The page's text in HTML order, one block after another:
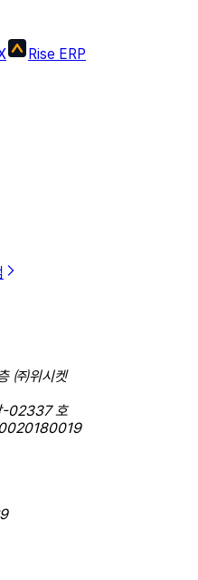
Rise ERP
㈜위시켓
-02337 호